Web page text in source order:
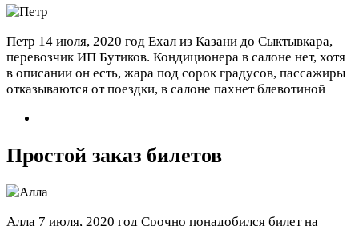
Петр 14 июля, 2020 год Ехал из Казани до Сыктывкара,
перевозчик ИП Бутиков. Кондиционера в салоне нет, хотя
в описании он есть, жара под сорок градусов, пассажиры
отказываются от поездки, в салоне пахнет блевотиной
Простой заказ билетов
Алла 7 июля, 2020 год Срочно понадобился билет на